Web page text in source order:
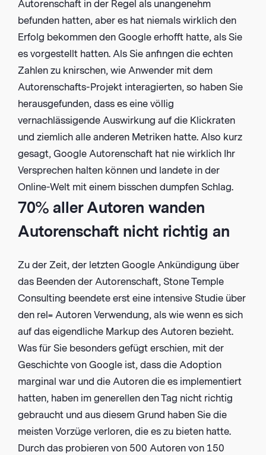
Autorenschaft in der Regel als unangenehm
befunden hatten, aber es hat niemals wirklich den
Erfolg bekommen den Google erhofft hatte, als Sie
es vorgestellt hatten. Als Sie anfingen die echten
Zahlen zu knirschen, wie Anwender mit dem
Autorenschafts-Projekt interagierten, so haben Sie
herausgefunden, dass es eine völlig
vernachlässigende Auswirkung auf die Klickraten
und ziemlich alle anderen Metriken hatte. Also kurz
gesagt, Google Autorenschaft hat nie wirklich Ihr
Versprechen halten können und landete in der
Online-Welt mit einem bisschen dumpfen Schlag.
70% aller Autoren wanden
Autorenschaft nicht richtig an
Zu der Zeit, der letzten Google Ankündigung über
das Beenden der Autorenschaft, Stone Temple
Consulting beendete erst eine intensive Studie über
den rel= Autoren Verwendung, als wie wenn es sich
auf das eigendliche Markup des Autoren bezieht.
Was für Sie besonders gefügt erschien, mit der
Geschichte von Google ist, dass die Adoption
marginal war und die Autoren die es implementiert
hatten, haben im generellen den Tag nicht richtig
gebraucht und aus diesem Grund haben Sie die
meisten Vorzüge verloren, die es zu bieten hatte.
Durch das probieren von 500 Autoren von 150